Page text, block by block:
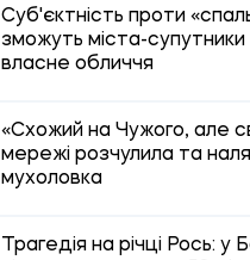
Суб'єктність проти
зможуть міста-
власне обличчя
«Схожий на Чужого, але
мережі розчулила та
мухоловка
Трагедія на річці Рось: у